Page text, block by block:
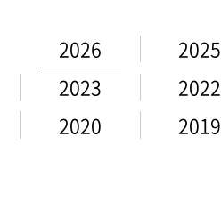
2026 2025
2023
2022
2020
2019